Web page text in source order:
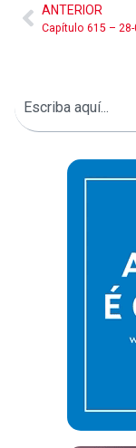
ANTERIOR
Capítulo 615 – 28-